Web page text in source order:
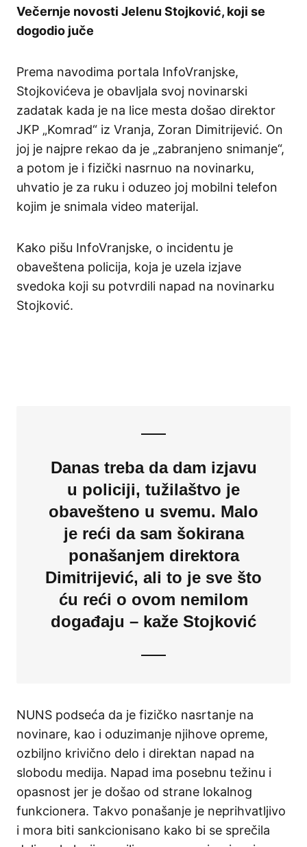
Večernje novosti Jelenu Stojković, koji se
dogodio juče
Prema navodima portala InfoVranjske,
Stojkovićeva je obavljala svoj novinarski
zadatak kada je na lice mesta došao direktor
JKP „Komrad“ iz Vranja, Zoran Dimitrijević. On
joj je najpre rekao da je „zabranjeno snimanje“,
a potom je i fizički nasrnuo na novinarku,
uhvatio je za ruku i oduzeo joj mobilni telefon
kojim je snimala video materijal.
Kako pišu InfoVranjske, o incidentu je
obaveštena policija, koja je uzela izjave
svedoka koji su potvrdili napad na novinarku
Stojković.
Danas treba da dam izjavu
u policiji, tužilaštvo je
obavešteno u svemu. Malo
je reći da sam šokirana
ponašanjem direktora
Dimitrijević, ali to je sve što
ću reći o ovom nemilom
događaju – kaže Stojković
NUNS podseća da je fizičko nasrtanje na
novinare, kao i oduzimanje njihove opreme,
ozbiljno krivično delo i direktan napad na
slobodu medija. Napad ima posebnu težinu i
opasnost jer je došao od strane lokalnog
funkcionera. Takvo ponašanje je neprihvatljivo
i mora biti sankcionisano kako bi se sprečila